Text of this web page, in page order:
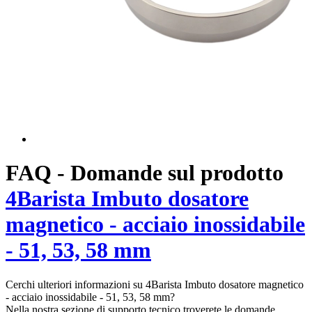
FAQ - Domande sul prodotto
4Barista Imbuto dosatore
magnetico - acciaio inossidabile
- 51, 53, 58 mm
Cerchi ulteriori informazioni su 4Barista Imbuto dosatore magnetico
- acciaio inossidabile - 51, 53, 58 mm?
Nella nostra sezione di supporto tecnico troverete le domande